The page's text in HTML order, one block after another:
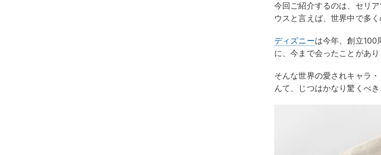
今回ご紹介するのは、セリ
ウスと言えば、世界中で多
ディズニーは今年、創立100
に、今まで会ったことがあり
そんな世界の愛されキャラ
んて、じつはかなり驚くべ